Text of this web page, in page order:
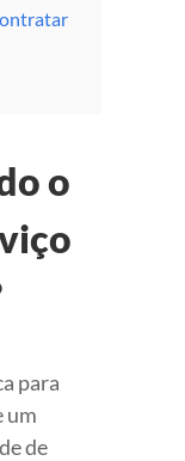
o
para
um
de